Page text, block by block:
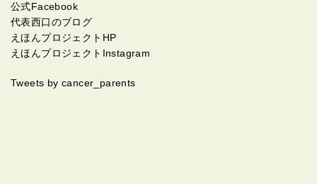
公式Facebook
代表西口のブログ
えほんプロジェクトHP
えほんプロジェクトInstagram
Tweets by cancer_parents